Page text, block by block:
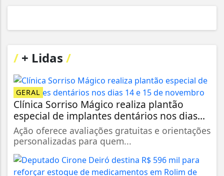
/ + Lidas /
GERAL
Clínica Sorriso Mágico realiza plantão
especial de implantes dentários nos dias...
Ação oferece avaliações gratuitas e orientações
personalizadas para quem...